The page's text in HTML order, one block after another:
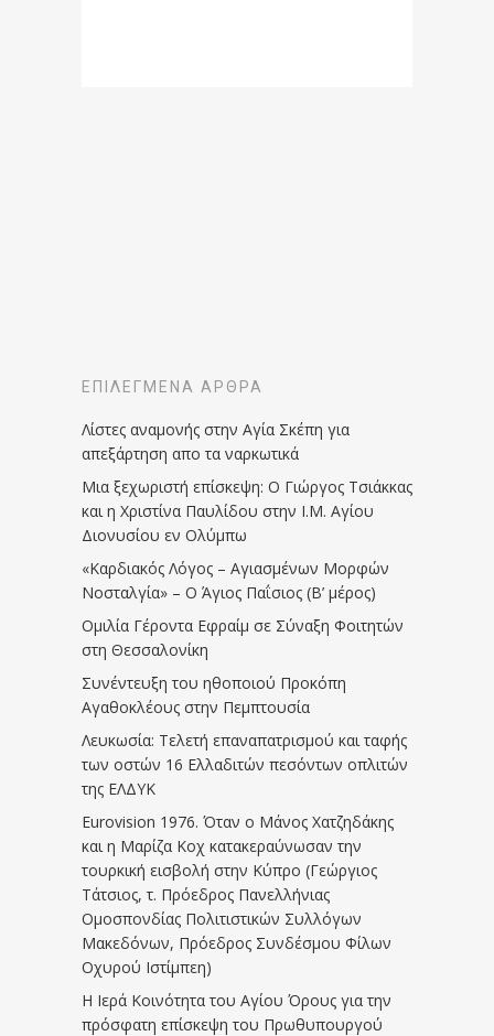
ΕΠΙΛΕΓΜΈΝΑ ΆΡΘΡΑ
Λίστες αναμονής στην Αγία Σκέπη για
απεξάρτηση απο τα ναρκωτικά
Μια ξεχωριστή επίσκεψη: Ο Γιώργος Τσιάκκας
και η Χριστίνα Παυλίδου στην Ι.Μ. Αγίου
Διονυσίου εν Ολύμπω
«Καρδιακός Λόγος – Αγιασμένων Μορφών
Νοσταλγία» – Ο Άγιος Παΐσιος (Β’ μέρος)
Ομιλία Γέροντα Εφραίμ σε Σύναξη Φοιτητών
στη Θεσσαλονίκη
Συνέντευξη του ηθοποιού Προκόπη
Αγαθοκλέους στην Πεμπτουσία
Λευκωσία: Τελετή επαναπατρισμού και ταφής
των οστών 16 Ελλαδιτών πεσόντων οπλιτών
της ΕΛΔΥΚ
Eurovision 1976. Όταν ο Μάνος Χατζηδάκης
και η Μαρίζα Κοχ κατακεραύνωσαν την
τουρκική εισβολή στην Κύπρο (Γεώργιος
Τάτσιος, τ. Πρόεδρος Πανελλήνιας
Ομοσπονδίας Πολιτιστικών Συλλόγων
Μακεδόνων, Πρόεδρος Συνδέσμου Φίλων
Οχυρού Ιστίμπεη)
Η Ιερά Κοινότητα του Αγίου Όρους για την
πρόσφατη επίσκεψη του Πρωθυπουργού